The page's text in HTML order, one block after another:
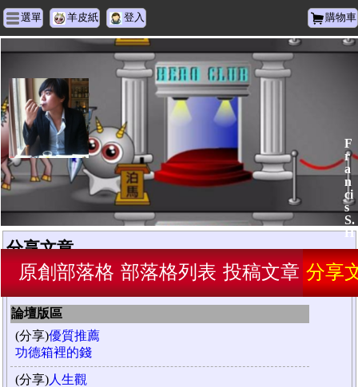
選單 羊皮紙 登入 購物車
F
r
a
n
ci
s
S.
H
原創部落格 部落格列表 投稿文章 分享
分享文章
為方便網友跟隨閱讀，分享文章將部落格主人在『羊皮紙論
壇』中最新發表的 30 筆討論主題在此匯集。
論壇版區
(分享)優質推薦
功德箱裡的錢
(分享)人生觀